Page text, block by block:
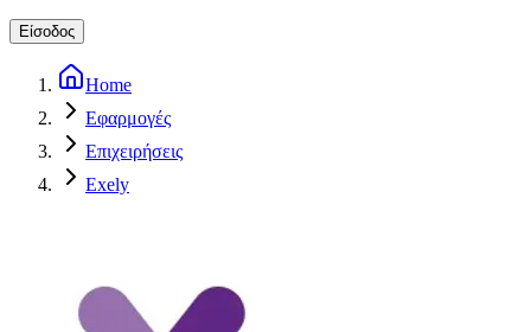
Είσοδος
Home
Εφαρμογές
Επιχειρήσεις
Exely